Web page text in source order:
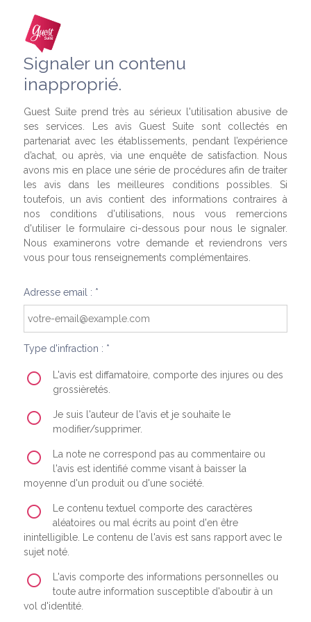
Signaler un contenu
inapproprié.
Guest Suite prend très au sérieux l'utilisation abusive de
ses services. Les avis Guest Suite sont collectés en
partenariat avec les établissements, pendant l’expérience
d’achat, ou après, via une enquête de satisfaction. Nous
avons mis en place une série de procédures afin de traiter
les avis dans les meilleures conditions possibles. Si
toutefois, un avis contient des informations contraires à
nos conditions d'utilisations, nous vous remercions
d'utiliser le formulaire ci-dessous pour nous le signaler.
Nous examinerons votre demande et reviendrons vers
vous pour tous renseignements complémentaires.
Adresse email : *
Type d'infraction : *
L'avis est diffamatoire, comporte des injures ou des
grossièretés.
Je suis l'auteur de l'avis et je souhaite le
modifier/supprimer.
La note ne correspond pas au commentaire ou
l'avis est identifié comme visant à baisser la
moyenne d'un produit ou d'une société.
Le contenu textuel comporte des caractères
aléatoires ou mal écrits au point d'en être
inintelligible. Le contenu de l'avis est sans rapport avec le
sujet noté.
L'avis comporte des informations personnelles ou
toute autre information susceptible d'aboutir à un
vol d'identité.